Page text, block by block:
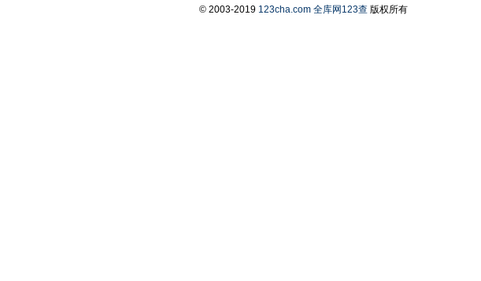
© 2003-2019 123cha.com 全库网123查版权所有